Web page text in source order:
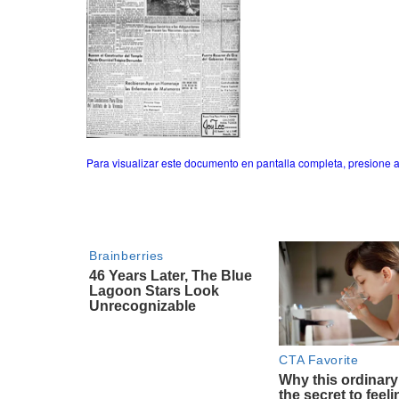
Para visualizar este documento en pantalla completa, presione